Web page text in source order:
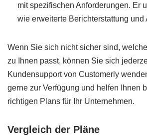
mit spezifischen Anforderungen. Er
wie erweiterte Berichterstattung und
Wenn Sie sich nicht sicher sind,
zu Ihnen passt, können Sie sich
Kundensupport von Customerly
gerne zur Verfügung und helfen Ihnen
richtigen Plans für Ihr Unternehmen.
Vergleich der Pläne